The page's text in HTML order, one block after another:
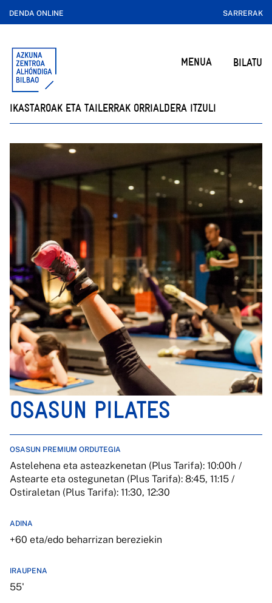
DENDA ONLINE SARRERAK
MENUA BILATU
IKASTAROAK ETA TAILERRAK ORRIALDERA ITZULI
OSASUN PILATES
OSASUN PREMIUM ORDUTEGIA
Astelehena eta asteazkenetan (Plus Tarifa): 10:00h /
Astearte eta ostegunetan (Plus Tarifa): 8:45, 11:15 /
Ostiraletan (Plus Tarifa): 11:30, 12:30
ADINA
+60 eta/edo beharrizan bereziekin
IRAUPENA
55'